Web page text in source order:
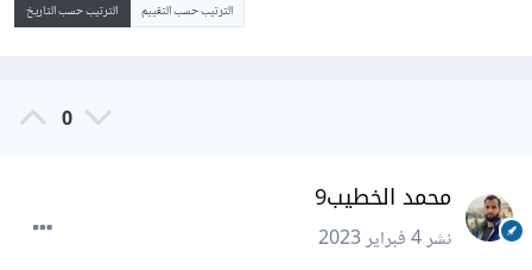
الترتيب حسب التقييم الترتيب حسب التاريخ
0
محمد الخطيب9
نشر4 فبراير 2023